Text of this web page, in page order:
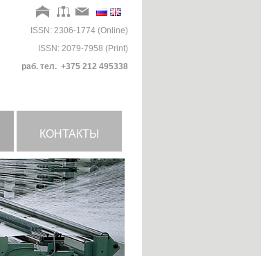
ISSN: 2306-1774 (Online)
ISSN: 2079-7958 (Print)
раб. тел. +375 212 495338
КОНТАКТЫ